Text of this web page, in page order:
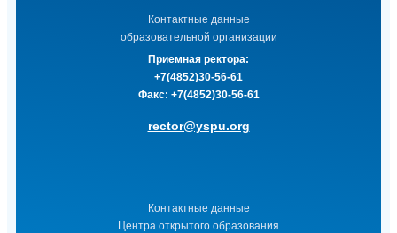
Контактные данные
образовательной организации
Приемная ректора:
+7(4852)30-56-61
Факс: +7(4852)30-56-61
rector@yspu.org
Контактные данные
Центра открытого образования